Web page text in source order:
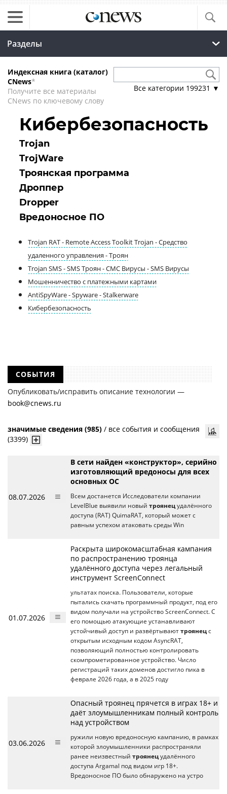
Разделы
Индексная книга (каталог)
CNews*
Получите все материалы
CNews по ключевому слову
Все категории 199231 ▼
Кибербезопасность
Trojan
TrojWare
Троянская программа
Дроппер
Dropper
Вредоносное ПО
Trojan RAT - Remote Access Toolkit Trojan - Средство
удаленного управления - Троян
Trojan SMS - SMS Троян - СМС Вирусы - SMS Вирусы
Мошенничество с платежными картами
AntiSpyWare - Spyware - Stalkerware
Кибербезопасность
СОБЫТИЯ
Опубликовать/исправить описание технологии —
book@cnews.ru
значимые сведения (985) / все события и сообщения
(3399)
08.07.2026
В сети найден «конструктор», серийно
изготовляющий вредоносы для всех
основных ОС
Всем достанется Исследователи компании
LevelBlue выявили новый троянец удалённого
доступа (RAT) QuimaRAT, который может с
равным успехом атаковать среды Win
01.07.2026
Раскрыта широкомасштабная кампания
по распространению троянца
удалённого доступа через легальный
инструмент ScreenConnect
ультатах поиска. Пользователи, которые
пытались скачать программный продукт, под его
видом получали на устройство ScreenConnect. С
его помощью атакующие устанавливают
устойчивый доступ и развёртывают троянец с
открытым исходным кодом AsyncRAT,
позволяющий полностью контролировать
скомпрометированное устройство. Число
регистраций таких доменов достигло пика в
феврале 2026 года, а в 2025 году
03.06.2026
Опасный троянец прячется в играх 18+ и
даёт злоумышленникам полный контроль
над устройством
ружили новую вредоносную кампанию, в рамках
которой злоумышленники распространяли
ранее неизвестный троянец удалённого
доступа Argamal под видом игр 18+.
Вредоносное ПО было обнаружено на устро